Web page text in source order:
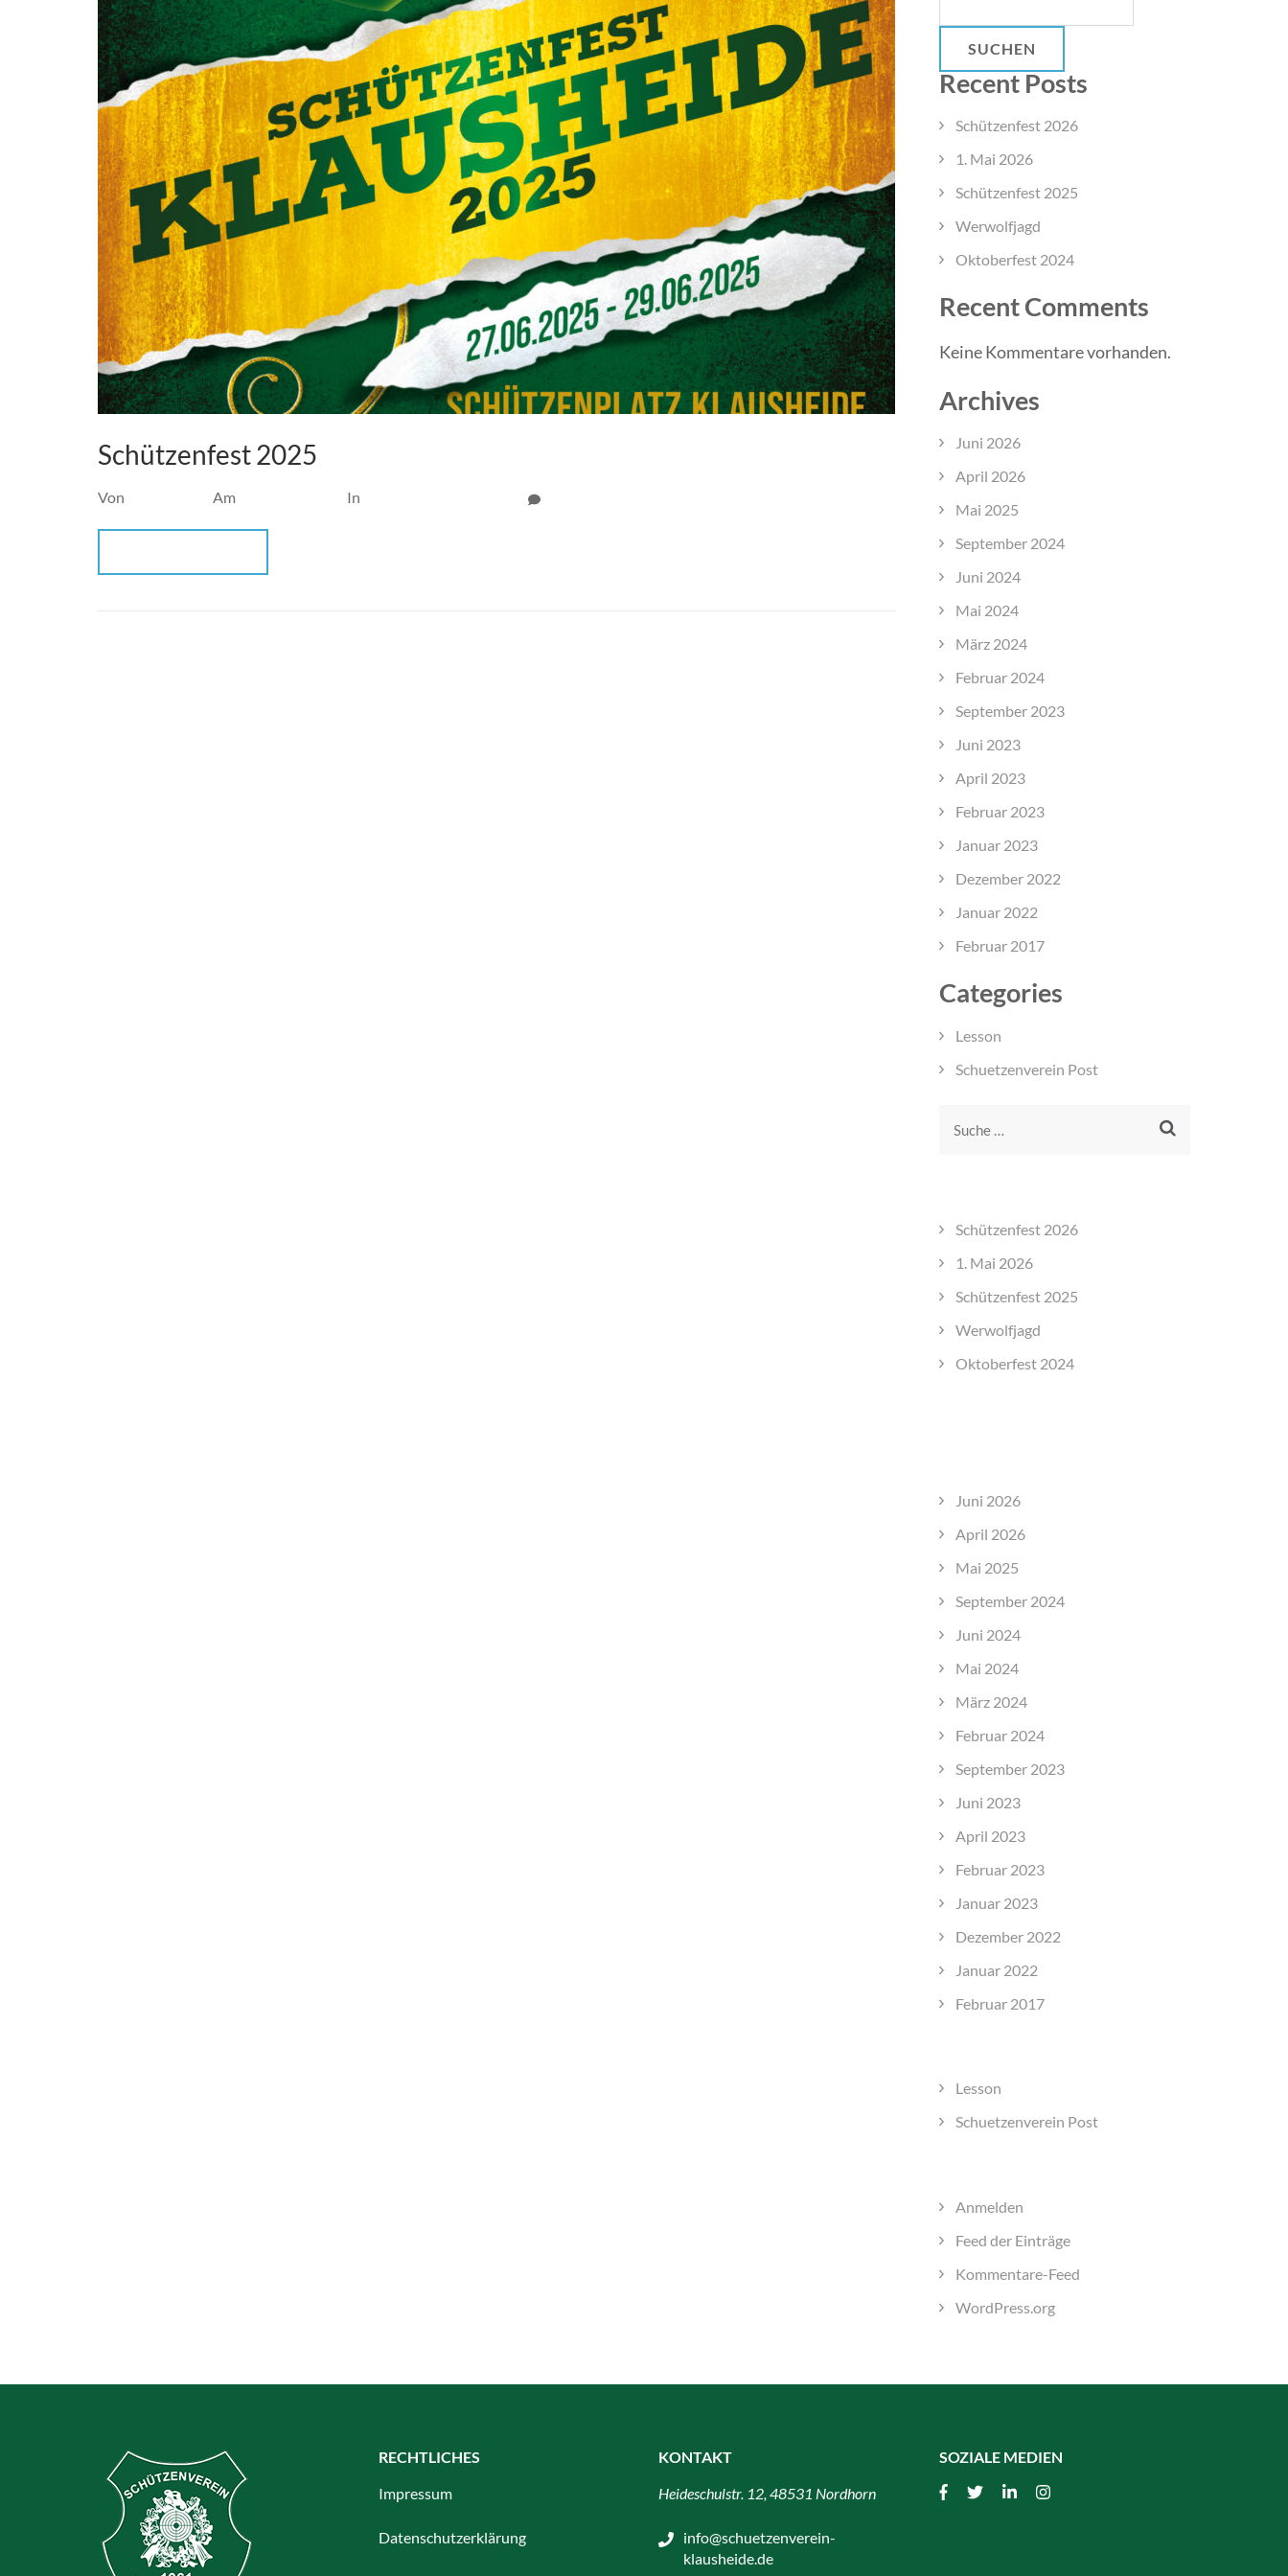
Schützenfest 2025
Von Am In
SUCHEN
Recent Posts
Schützenfest 2026
1. Mai 2026
Schützenfest 2025
Werwolfjagd
Oktoberfest 2024
Recent Comments
Keine Kommentare vorhanden.
Archives
Juni 2026
April 2026
Mai 2025
September 2024
Juni 2024
Mai 2024
März 2024
Februar 2024
September 2023
Juni 2023
April 2023
Februar 2023
Januar 2023
Dezember 2022
Januar 2022
Februar 2017
Categories
Lesson
Schuetzenverein Post
Suche
Schützenfest 2026
1. Mai 2026
Schützenfest 2025
Werwolfjagd
Oktoberfest 2024
Juni 2026
April 2026
Mai 2025
September 2024
Juni 2024
Mai 2024
März 2024
Februar 2024
September 2023
Juni 2023
April 2023
Februar 2023
Januar 2023
Dezember 2022
Januar 2022
Februar 2017
Lesson
Schuetzenverein Post
Anmelden
Feed der Einträge
Kommentare-Feed
WordPress.org
RECHTLICHES
Impressum
Datenschutzerklärung
KONTAKT
Heideschulstr. 12, 48531 Nordhorn
info@schuetzenverein-
klausheide.de
SOZIALE MEDIEN